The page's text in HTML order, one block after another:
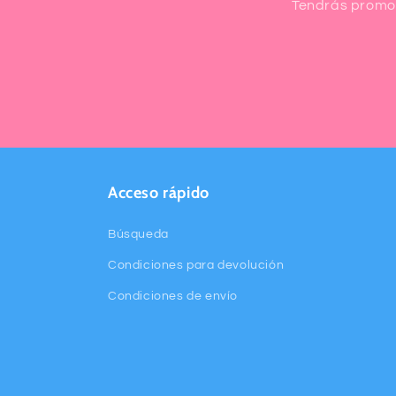
Tendrás
Acceso rápido
Búsqueda
Condiciones para devolución
Condiciones de envío